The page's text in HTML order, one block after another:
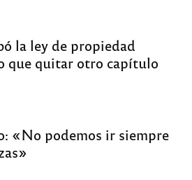
la ley de propiedad
que quitar otro capítulo
«No podemos ir siempre